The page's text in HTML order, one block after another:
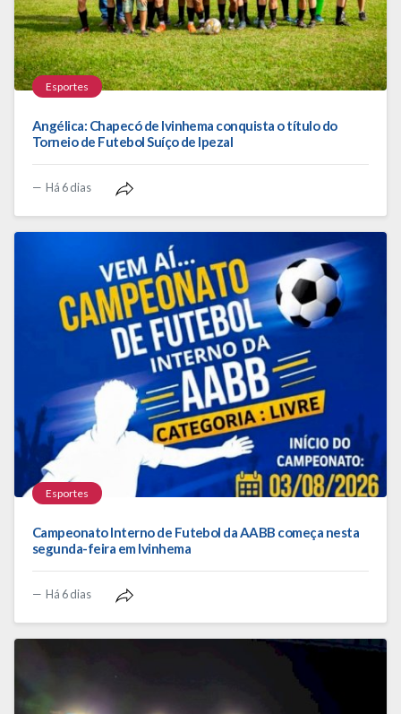
Esportes
Angélica: Chapecó de Ivinhema conquista o título do
Torneio de Futebol Suíço de Ipezal
Há 6 dias
Esportes
Campeonato Interno de Futebol da AABB começa nesta
segunda-feira em Ivinhema
Há 6 dias